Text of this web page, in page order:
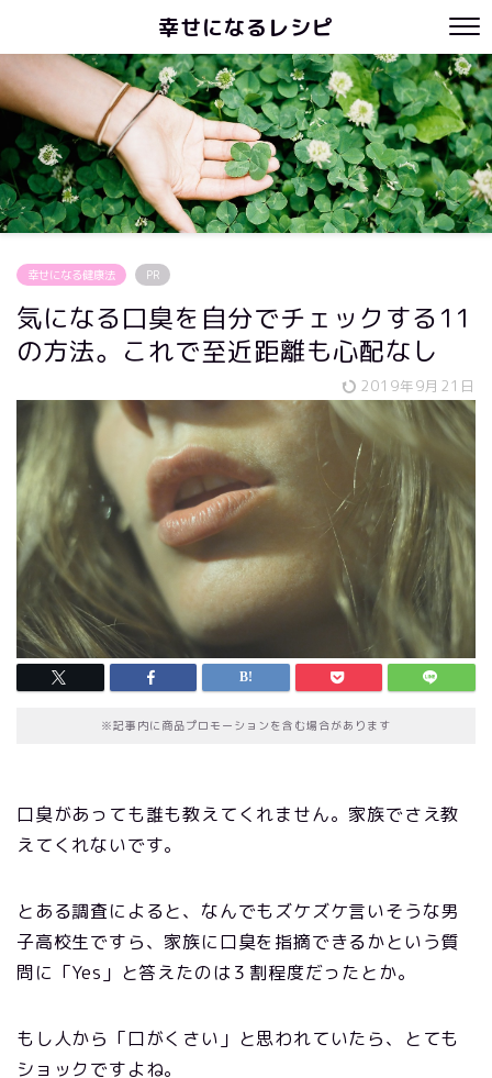
幸せになるレシピ
幸せになる健康法 PR
気になる口臭を自分でチェックする11
の方法。これで至近距離も心配なし
2019年9月21日
※記事内に商品プロモーションを含む場合があります
口臭があっても誰も教えてくれません。家族でさえ教
えてくれないです。
とある調査によると、なんでもズケズケ言いそうな男
子高校生ですら、家族に口臭を指摘できるかという質
問に「Yes」と答えたのは３割程度だったとか。
もし人から「口がくさい」と思われていたら、とても
ショックですよね。